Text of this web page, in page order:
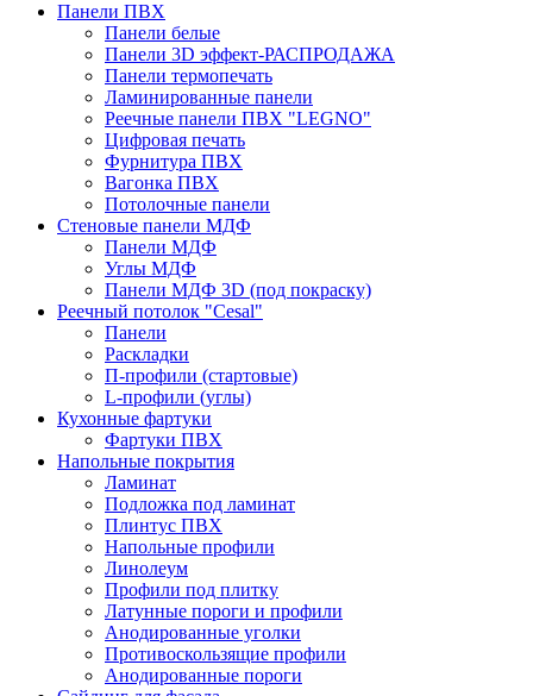
Панели ПВХ
Панели белые
Панели 3D эффект-РАСПРОДАЖА
Панели термопечать
Ламинированные панели
Реечные панели ПВХ "LEGNO"
Цифровая печать
Фурнитура ПВХ
Вагонка ПВХ
Потолочные панели
Стеновые панели МДФ
Панели МДФ
Углы МДФ
Панели МДФ 3D (под покраску)
Реечный потолок "Cesal"
Панели
Раскладки
П-профили (стартовые)
L-профили (углы)
Кухонные фартуки
Фартуки ПВХ
Напольные покрытия
Ламинат
Подложка под ламинат
Плинтус ПВХ
Напольные профили
Линолеум
Профили под плитку
Латунные пороги и профили
Анодированные уголки
Противоскользящие профили
Анодированные пороги